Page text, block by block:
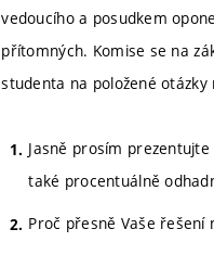
vedoucího a posudkem
přítomných. Komise se na
studenta na položené
Jasně prosím
také procentuálně
Proč přesně Vaše řešení